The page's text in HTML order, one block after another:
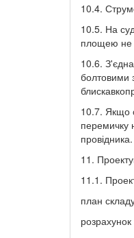
10.4.
10.5. На
площею не
10.6.
болтовими
10.7. Якщо
перемичку
провідника.
11.
11.1.
план